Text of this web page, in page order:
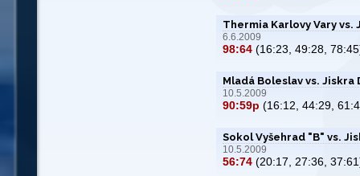
Thermia Karlovy Vary vs.
6.6.2009
98:64 (16:23, 49:28,
Mladá Boleslav vs. Jiskra
10.5.2009
90:59p (16:12, 44:29,
Sokol Vyšehrad "B" vs.
10.5.2009
56:74 (20:17, 27:36,